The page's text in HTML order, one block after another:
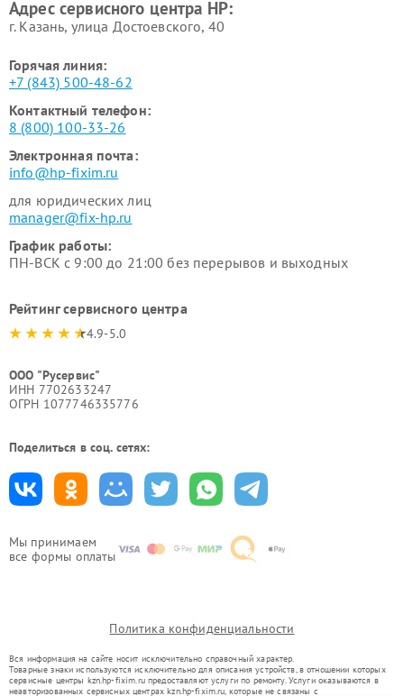
Мы принимаем
все формы оплаты
Адрес сервисного центра HP:
г. Казань, улица Достоевского, 40
Горячая линия:
+7 (843) 500-48-62
Контактный телефон:
8 (800) 100-33-26
Электронная почта:
info@hp-fixim.ru
для юридических лиц
manager@fix-hp.ru
График работы:
ПН-ВСК с 9:00 до 21:00 без перерывов и выходных
Рейтинг сервисного центра
4.9-5.0
ООО "Русервис"
ИНН 7702633247
ОГРН 1077746335776
Поделиться в соц. сетях:
Политика конфиденциальности
Вся информация на сайте носит исключительно справочный характер.
Товарные знаки используются исключительно для описания устройств, в отношении которых
сервисные центры kzn.hp-fixim.ru предоставляют услуги по ремонту. Услуги оказываются в
неавторизованных сервисных центрах kzn.hp-fixim.ru, которые не связаны с